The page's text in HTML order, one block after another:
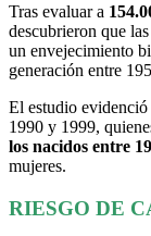
Tras evaluar a
descubrieron que
un envejecimiento
generación entre
El estudio evidenció
1990 y 1999,
los nacidos entre
mujeres.
RIESGO DE